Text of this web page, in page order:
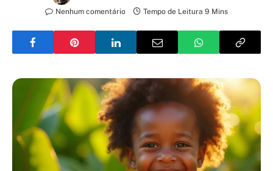
Nenhum comentário
Tempo de Leitura 9 Mins